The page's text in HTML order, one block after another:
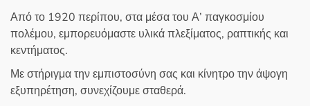
Από το 1920 περίπου, στα μέσα του Α’ παγκοσμίου
πολέμου, εμπορευόμαστε υλικά πλεξίματος, ραπτικής και
κεντήματος.
Με στήριγμα την εμπιστοσύνη σας και κίνητρο την άψογη
εξυπηρέτηση, συνεχίζουμε σταθερά.